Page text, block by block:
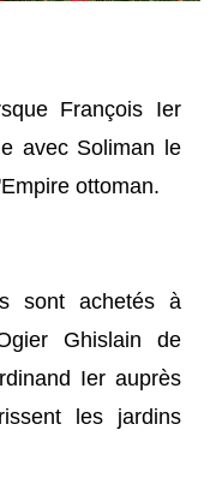
François Ier
avec Soliman le
ottoman.
sont achetés à
Ghislain de
Ier auprès
les jardins